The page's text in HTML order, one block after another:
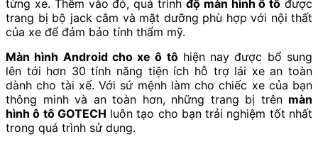
từng xe. Thêm vào đó, quá trình độ màn hình ô tô được
trang bị bộ jack cắm và mặt dưỡng phù hợp với nội thất
của xe để đảm bảo tính thẩm mỹ.
Màn hình Android cho xe ô tôhiện nay được bổ sung
lên tới hơn 30 tính năng tiện ích hỗ trợ lái xe an toàn
dành cho tài xế. Với sứ mệnh làm cho chiếc xe của bạn
thông minh và an toàn hơn, những trang bị trên màn
hình ô tô GOTECH luôn tạo cho bạn trải nghiệm tốt nhất
trong quá trình sử dụng.